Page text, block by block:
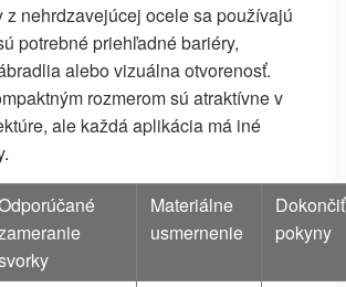
z nehrdzavejúcej ocele sa používajú
potrebné priehľadné bariéry,
alebo vizuálna otvorenosť.
rozmerom sú atraktívne v
ale každá aplikácia má iné
Materiálne
usmernenie
Dokončiť
pokyny